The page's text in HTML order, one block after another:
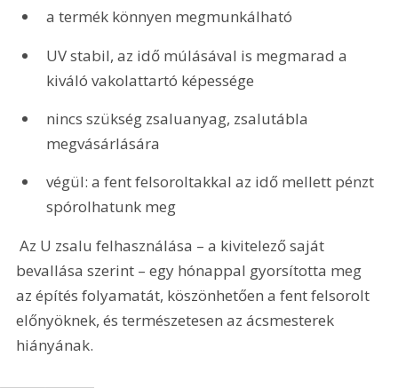
a termék könnyen megmunkálható
UV stabil, az idő múlásával is megmarad a
kiváló vakolattartó képessége
nincs szükség zsaluanyag, zsalutábla
megvásárlására
végül: a fent felsoroltakkal az idő mellett pénzt
spórolhatunk meg
Az U zsalu felhasználása – a kivitelező saját
bevallása szerint – egy hónappal gyorsította meg
az építés folyamatát, köszönhetően a fent felsorolt
előnyöknek, és természetesen az ácsmesterek
hiányának.